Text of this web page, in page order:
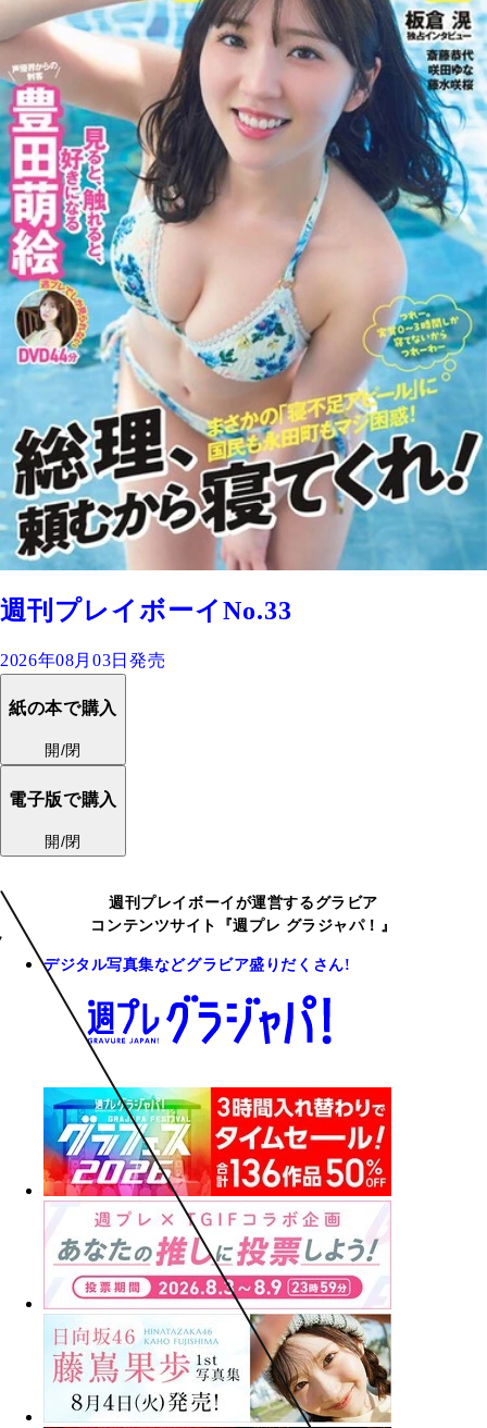
週刊プレイボーイNo.33
2026年08月03日発売
紙の本で購入
開/閉
電子版で購入
開/閉
週刊プレイボーイが運営するグラビア
コンテンツサイト『週プレ グラジャパ！』
デジタル写真集などグラビア盛りだくさん!